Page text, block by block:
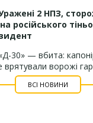
2 НПЗ,
російського
30» — вбита:
врятували ворожі
ВСІ НОВИНИ